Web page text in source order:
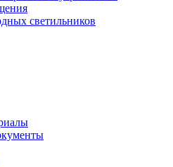
светильников